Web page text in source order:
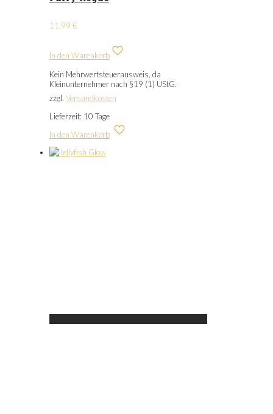
11,99 €
In den Warenkorb
Kein Mehrwertsteuerausweis, da
Kleinunternehmer nach §19 (1) UStG.
zzgl. Versandkosten
Lieferzeit: 10 Tage
In den Warenkorb